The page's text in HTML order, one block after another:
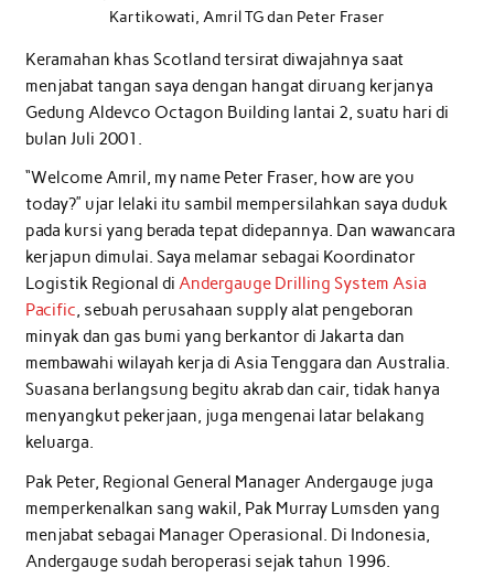
Kartikowati, Amril TG dan Peter Fraser
Keramahan khas Scotland tersirat diwajahnya saat
menjabat tangan saya dengan hangat diruang kerjanya
Gedung Aldevco Octagon Building lantai 2, suatu hari di
bulan Juli 2001.
“Welcome Amril, my name Peter Fraser, how are you
today?” ujar lelaki itu sambil mempersilahkan saya duduk
pada kursi yang berada tepat didepannya. Dan wawancara
kerjapun dimulai. Saya melamar sebagai Koordinator
Logistik Regional di Andergauge Drilling System Asia
Pacific, sebuah perusahaan supply alat pengeboran
minyak dan gas bumi yang berkantor di Jakarta dan
membawahi wilayah kerja di Asia Tenggara dan Australia.
Suasana berlangsung begitu akrab dan cair, tidak hanya
menyangkut pekerjaan, juga mengenai latar belakang
keluarga.
Pak Peter, Regional General Manager Andergauge juga
memperkenalkan sang wakil, Pak Murray Lumsden yang
menjabat sebagai Manager Operasional. Di Indonesia,
Andergauge sudah beroperasi sejak tahun 1996.